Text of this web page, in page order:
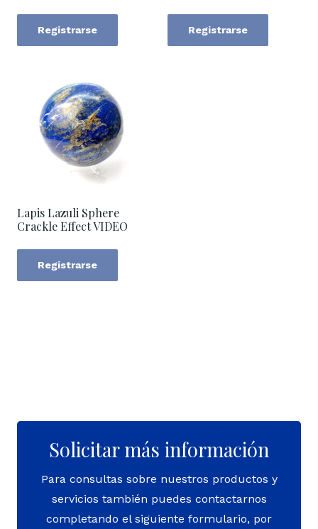
Registrarse Registrarse
Lapis Lazuli Sphere
Crackle Effect VIDEO
Registrarse
Solicitar más información
Para consultas sobre nuestros productos y
servicios también puedes contactarnos
completando el siguiente formulario, por